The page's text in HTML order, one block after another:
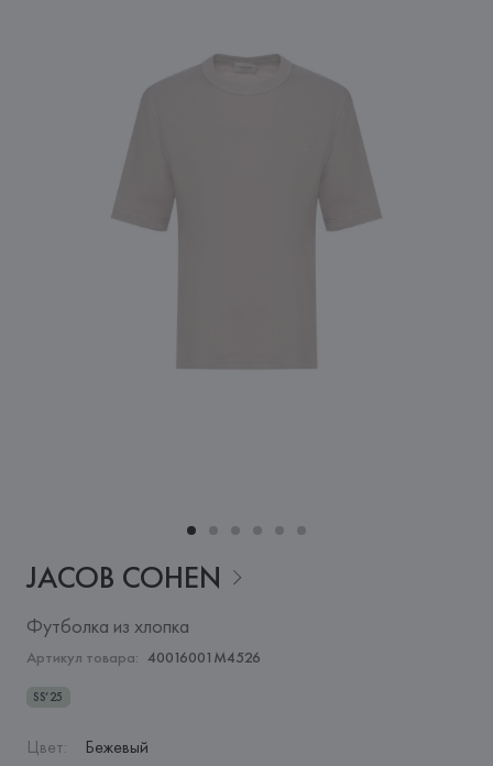
JACOB COHEN
Футболка из хлопка
Артикул товара: 40016001M4526
SS’25
Цвет: Бежевый